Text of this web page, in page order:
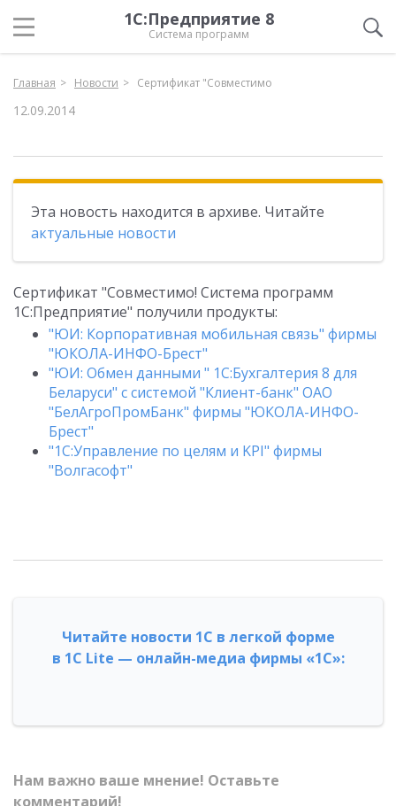
1С:Предприятие 8
Система программ
Главная Новости Сертификат "Совместимо
12.09.2014
Эта новость находится в архиве. Читайте
актуальные новости
Сертификат "Совместимо! Система программ
1С:Предприятие" получили продукты:
"ЮИ: Корпоративная мобильная связь" фирмы
"ЮКОЛА-ИНФО-Брест"
"ЮИ: Обмен данными " 1С:Бухгалтерия 8 для
Беларуси" с системой "Клиент-банк" ОАО
"БелАгроПромБанк" фирмы "ЮКОЛА-ИНФО-
Брест"
"1С:Управление по целям и KPI" фирмы
"Волгасофт"
Читайте новости 1С в легкой форме
в 1С Lite — онлайн-медиа фирмы «1С»:
Нам важно ваше мнение! Оставьте
комментарий!